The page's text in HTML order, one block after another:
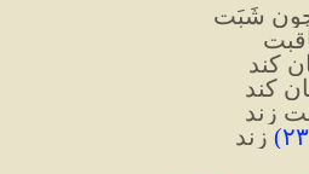
شَبَت
کند
کند
زند
۲۳) زند